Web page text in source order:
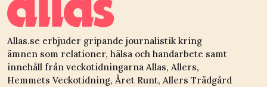
Allas.se erbjuder gripande journalistik kring
ämnen som relationer, hälsa och handarbete samt
innehåll från veckotidningarna Allas, Allers,
Hemmets Veckotidning, Året Runt, Allers Trädgård